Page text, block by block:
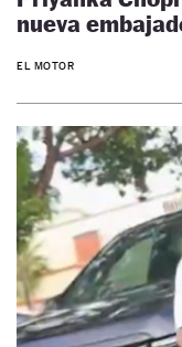
nueva
EL MOTOR